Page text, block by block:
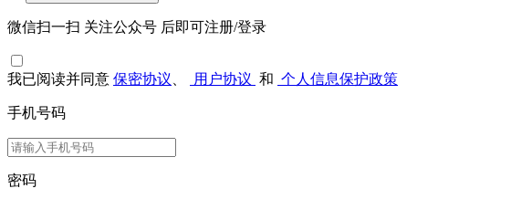
微信扫一扫 关注公众号 后即可注册/登录
我已阅读并同意 保密协议 用户协议 和 个人信息保护政策
手机号码
密码